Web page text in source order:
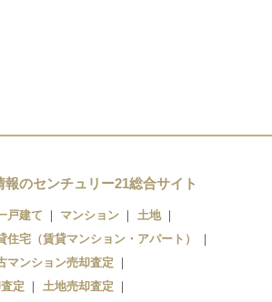
のセンチュリー21総合サイト
戸建て マンション
土地
住宅（賃貸マンション・アパート）
マンション売却査定
定
土地売却査定